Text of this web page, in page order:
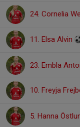
24. Cornelia
11. Elsa Alvin
23. Embla
10. Freyja
5. Hanna